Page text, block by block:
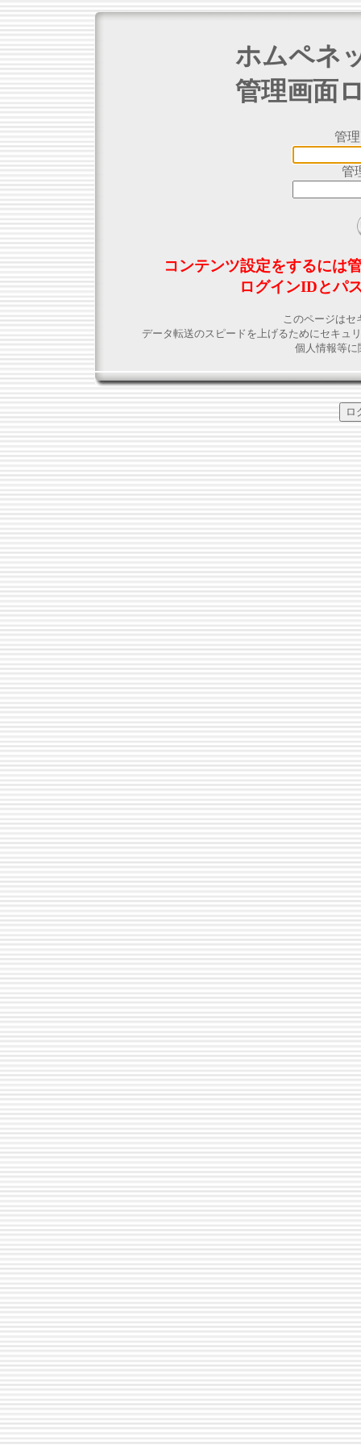
ホムペネ
管理画面
管
管
コンテンツ設定をするには
ログインIDとパ
このページはセ
データ転送のスピードを上げるためにセキュ
個人情報等に